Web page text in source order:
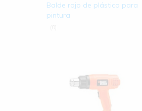
Balde rojo de plástico para
pintura